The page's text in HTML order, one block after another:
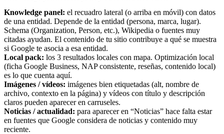
Knowledge panel: el recuadro lateral (o arriba en móvil) con datos
de una entidad. Depende de la entidad (persona, marca, lugar).
Schema (Organization, Person, etc.), Wikipedia o fuentes muy
citadas ayudan. El contenido de tu sitio contribuye a qué se muestra
si Google te asocia a esa entidad.
Local pack: los 3 resultados locales con mapa. Optimización local
(ficha Google Business, NAP consistente, reseñas, contenido local)
es lo que cuenta aquí.
Imágenes / vídeos: imágenes bien etiquetadas (alt, nombre de
archivo, contexto en la página) y vídeos con título y descripción
claros pueden aparecer en carruseles.
Noticias / actualidad: para aparecer en “Noticias” hace falta estar
en fuentes que Google considera de noticias y contenido muy
reciente.